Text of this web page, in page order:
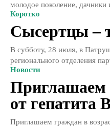
молодое поколение, дачники
Коротко
Сысертцы –
В субботу, 28 июля, в
регионального отделения
Новости
Приглашаем
от гепатита
Приглашаем граждан в